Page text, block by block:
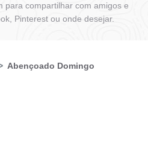
para compartilhar com amigos e
Pinterest ou onde desejar.
Abençoado Domingo